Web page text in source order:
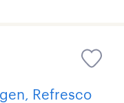
Refresco